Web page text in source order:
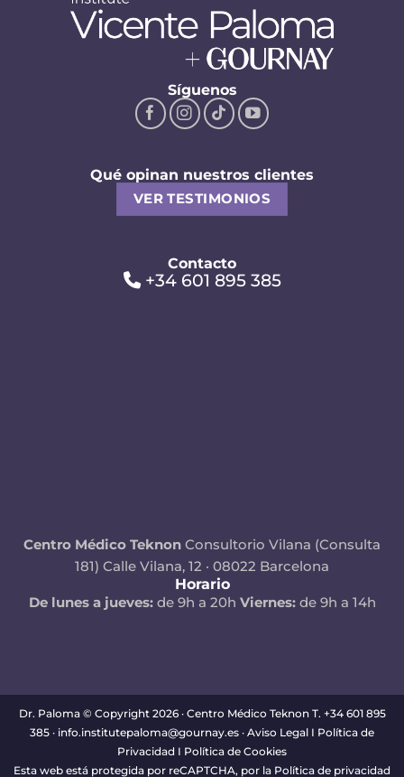
Síguenos
Qué opinan nuestros clientes
VER TESTIMONIOS
Contacto
+34 601 895 385
Centro Médico Teknon Consultorio Vilana (Consulta
181) Calle Vilana, 12 · 08022 Barcelona
Horario
De lunes a jueves:de 9h a 20h Viernes:de 9h a 14h
Dr. Paloma © Copyright 2026 · Centro Médico Teknon T. +34 601 895
385 · info.institutepaloma@gournay.es · Aviso Legal I Política de
Privacidad I Política de Cookies
Esta web está protegida por reCAPTCHA, por la Política de privacidad